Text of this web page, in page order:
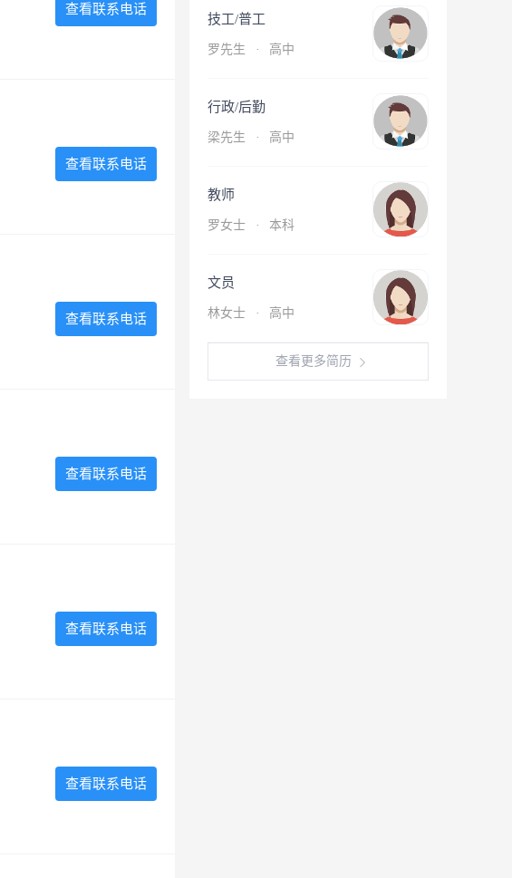
技工/普工
罗先生 · 高中
行政/后勤
梁先生 · 高中
教师
罗女士 · 本科
文员
林女士 · 高中
查看更多简历
查看联系电话
查看联系电话
查看联系电话
查看联系电话
查看联系电话
查看联系电话